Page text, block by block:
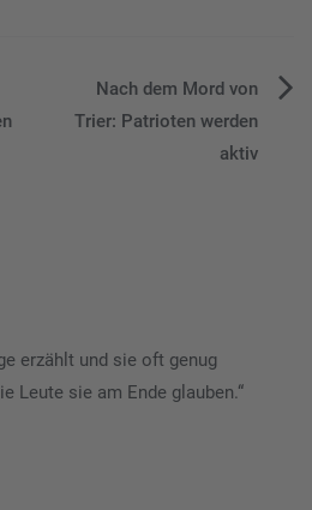
Nach dem Mord von
Trier: Patrioten werden
aktiv
erzählt und sie oft genug
Leute sie am Ende glauben.“